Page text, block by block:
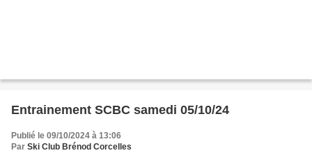
Entrainement SCBC samedi 05/10/24
Publié le 09/10/2024 à 13:06
Par Ski Club Brénod Corcelles